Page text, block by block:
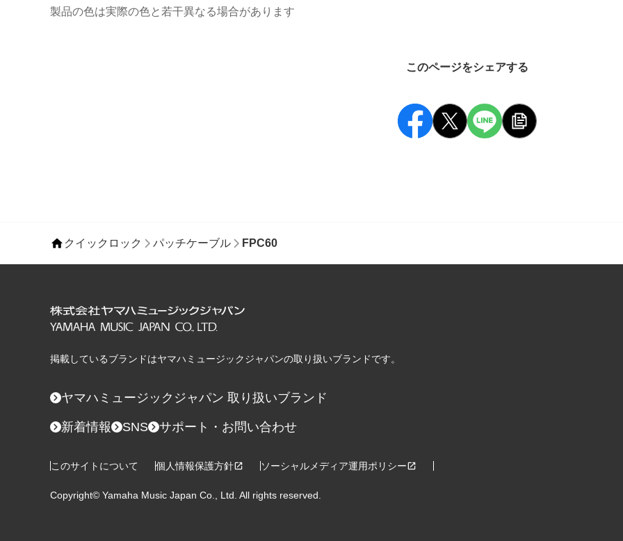
製品の色は実際の色と若干異なる場合があります
このページをシェアする
クイックロック パッチケーブル FPC60
掲載しているブランドはヤマハミュージックジャパンの取り扱いブランドです。
ヤマハミュージックジャパン 取り扱いブランド
新着情報 SNS サポート・お問い合わせ
このサイトについて 個人情報保護方針 ソーシャルメディア運用ポリシー
Copyright© Yamaha Music Japan Co., Ltd. All rights reserved.